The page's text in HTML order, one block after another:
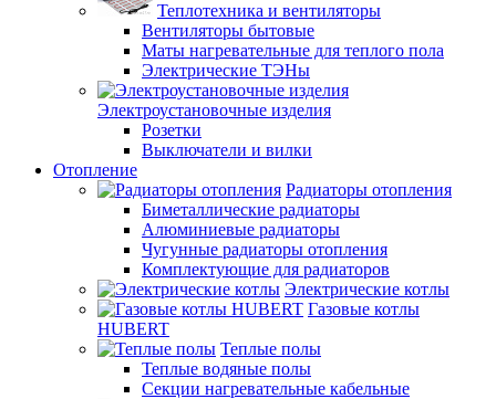
Теплотехника и вентиляторы
Вентиляторы бытовые
Маты нагревательные для теплого пола
Электрические ТЭНы
Электроустановочные изделия
Розетки
Выключатели и вилки
Отопление
Радиаторы отопления
Биметаллические радиаторы
Алюминиевые радиаторы
Чугунные радиаторы отопления
Комплектующие для радиаторов
Электрические котлы
Газовые котлы
HUBERT
Теплые полы
Теплые водяные полы
Секции нагревательные кабельные